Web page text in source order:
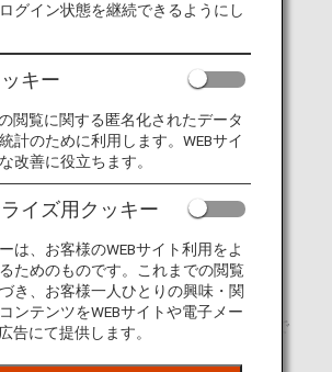
法・お手続きについ
前準備
て
運賃にてご購入時、ANAウェブサイト、
ターにて座席をご指定いただくことがで
グイン状態を継続できるようにし
キー
閲覧に関する匿名化されたデータ
計のために利用します。WEBサイ
改善に役立ちます。
イズ用クッキー
は、お客様のWEBサイト利用をよ
ためのものです。これまでの閲覧
き、お客様一人ひとりの興味・関
ンテンツをWEBサイトや電子メー
告にて提供します。